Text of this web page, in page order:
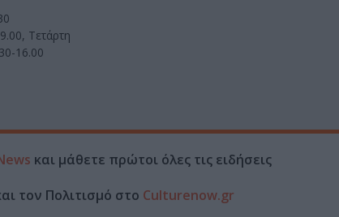
Τετάρτη
16.00
και μάθετε πρώτοι όλες τις ειδήσεις
τον Πολιτισμό στο Culturenow.gr